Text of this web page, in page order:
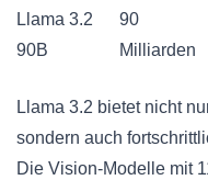
Llama 3.2
90B
90
Milliarden
Llama 3.2 bietet nicht
sondern auch
Die Vision-Modelle mit